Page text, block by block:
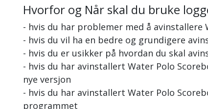
Hvorfor og Når skal du bruke
- hvis du har problemer med å avinstallere
- hvis du vil ha en bedre og grundigere
- hvis du er usikker på hvordan du skal
- hvis du har avinstallert Water Polo
nye versjon
- hvis du har avinstallert Water Polo
programmet